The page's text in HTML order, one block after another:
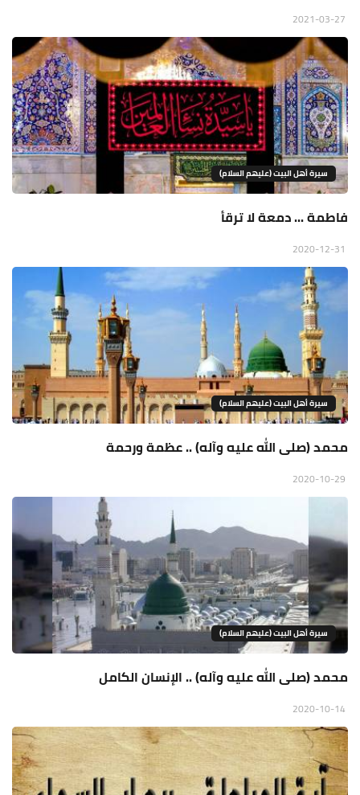
سيرة أهل البيت (عليهم السلام)
فاطمة ... دمعة لا ترقأ
سيرة أهل البيت (عليهم السلام)
محمد (صلى الله عليه وآله) .. عظمة ورحمة
سيرة أهل البيت (عليهم السلام)
محمد (صلى الله عليه وآله) .. الإنسان الكامل